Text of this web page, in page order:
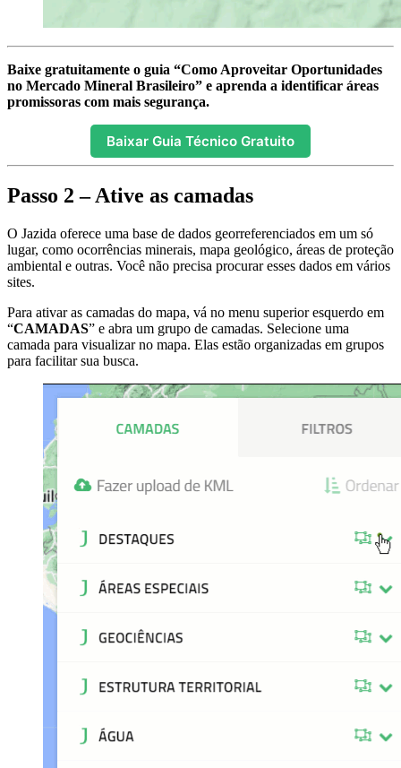
Baixe gratuitamente o guia “Como Aproveitar Oportunidades
no Mercado Mineral Brasileiro” e aprenda a identificar áreas
promissoras com mais segurança.
Baixar Guia Técnico Gratuito
Passo 2 – Ative as camadas
O Jazida oferece uma base de dados georreferenciados em um só
lugar, como ocorrências minerais, mapa geológico, áreas de proteção
ambiental e outras. Você não precisa procurar esses dados em vários
sites.
Para ativar as camadas do mapa, vá no menu superior esquerdo em
“CAMADAS” e abra um grupo de camadas. Selecione uma
camada para visualizar no mapa. Elas estão organizadas em grupos
para facilitar sua busca.